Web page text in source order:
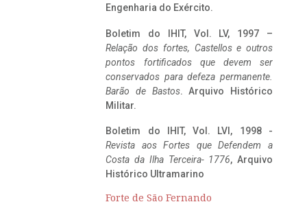
Engenharia do Exército.
Boletim do IHIT, Vol. LV, 1997 –
Relação dos fortes, Castellos e outros
pontos fortificados que devem ser
conservados para defeza permanente.
Barão de Bastos. Arquivo Histórico
Militar.
Boletim do IHIT, Vol. LVI, 1998 -
Revista aos Fortes que Defendem a
Costa da Ilha Terceira- 1776, Arquivo
Histórico Ultramarino
Forte de São Fernando